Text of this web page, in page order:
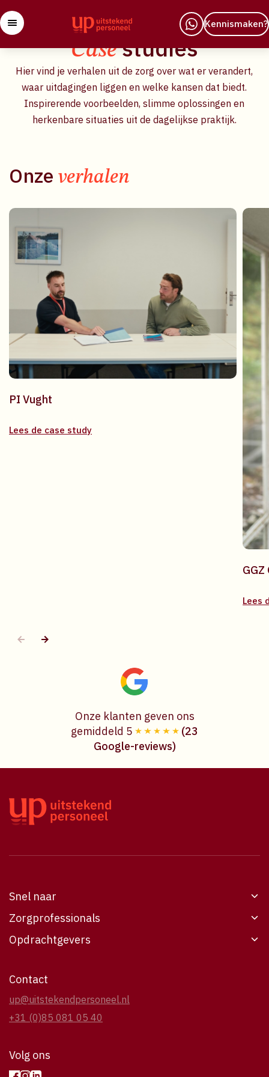
Kennismaken?
Casestudies
Hier vind je verhalen uit de zorg over wat er verandert,
waar uitdagingen liggen en welke kansen dat biedt.
Inspirerende voorbeelden, slimme oplossingen en
herkenbare situaties uit de dagelijkse praktijk.
Onze verhalen
PI Vught
Lees de case study
Lees
Onze klanten geven ons
gemiddeld 5
(23
Google-reviews)
Snel naar
Werken bij UP
Vacatures
Over UP
Contact
Zorgprofessionals
Werken bij UP
Over UP
Contact
Opdrachtgevers
Casestudies
Contact
up@uitstekendpersoneel.nl
+31 (0)85 081 05 40
Volg ons